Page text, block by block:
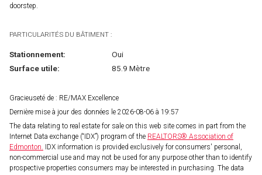
doorstep.
PARTICULARITÉS DU BÂTIMENT :
Stationnement:
Oui
Surface utile:
85.9 Mètre
Gracieuseté de : RE/MAX Excellence
Dernière mise à jour des données le 2026-08-06 à 19:57
The data relating to real estate for sale on this web site comes in part from the
Internet Data exchange (“IDX”) program of the REALTORS® Association of
Edmonton. IDX information is provided exclusively for consumers' personal,
non-commercial use and may not be used for any purpose other than to identify
prospective properties consumers may be interested in purchasing. The data